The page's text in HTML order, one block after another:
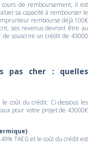
de remboursement, il est
sa capacité à rembourser le
rembourse déjà 100€
ses revenus devront être au
souscrire un crédit de 43000
pas cher : quelles
coût du crédit. Ci-dessous les
pour votre projet de 43000€
:
TAEG et le coût du crédit est